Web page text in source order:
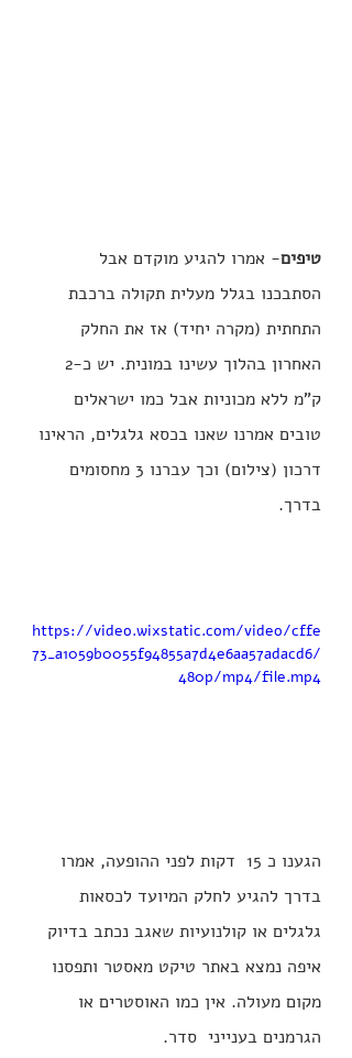
טיפים- אמרו להגיע מוקדם אבל
הסתבכנו בגלל מעלית תקולה ברכבת
התחתית (מקרה יחיד) אז את החלק
ק"מ ללא מכוניות אבל כמו ישראלים
טובים אמרנו שאנו בכסא גלגלים, הראינו
דרכון (צילום) וכך עברנו 3 מחסומים
בדרך.
https://video.wixstatic.com/video/cffe
73_a1059b0055f94855a7d4e6aa57adacd6/
480p/mp4/file.mp4
הגענו כ 15  דקות לפני ההופעה, אמרו
בדרך להגיע לחלק המיועד לכסאות
גלגלים או קולנועיות שאגב נכתב בדיוק
איפה נמצא באתר טיקט מאסטר ותפסנו
מקום מעולה. אין כמו האוסטרים או
הגרמנים בענייני  סדר.